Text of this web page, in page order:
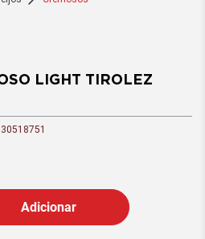
LIGHT TIROLEZ
Adicionar